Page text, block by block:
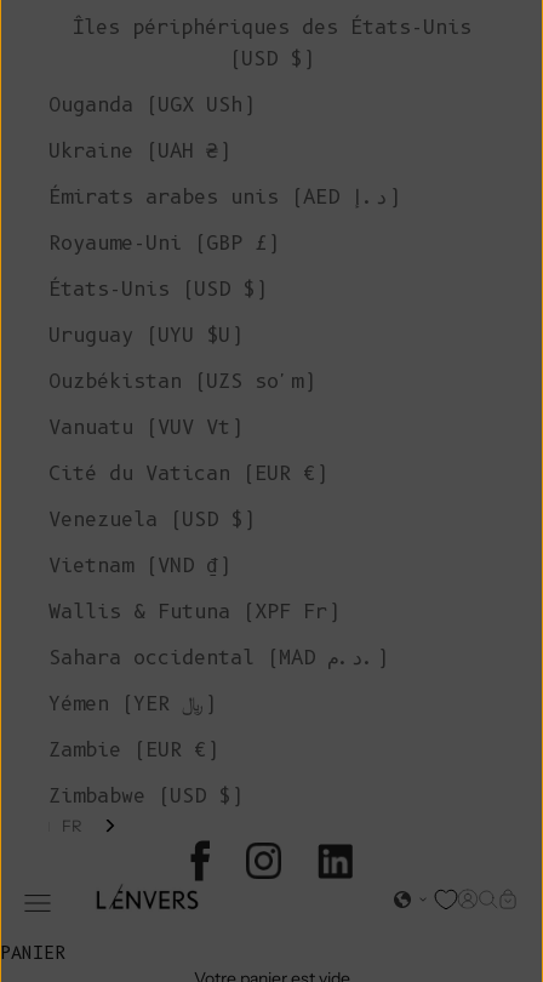
L'ENVERS
Ouvrir le menu de navigation Page
Îles périphériques des États-Unis
(USD $)
Ouganda (UGX USh)
Ukraine (UAH ₴)
Émirats arabes unis (AED د.إ)
Royaume-Uni (GBP £)
États-Unis (USD $)
Uruguay (UYU $U)
Ouzbékistan (UZS so'm)
Vanuatu (VUV Vt)
Cité du Vatican (EUR €)
Venezuela (USD $)
Vietnam (VND ₫)
Wallis & Futuna (XPF Fr)
Sahara occidental (MAD د.م.)
Yémen (YER ﷼)
Zambie (EUR €)
Zimbabwe (USD $)
FR
PANIER